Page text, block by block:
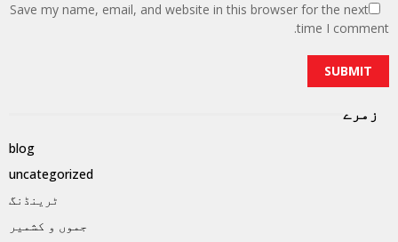
Save my name, email, and website in this browser for the next
time I comment.
زمرے
blog
uncategorized
ٹرینڈنگ
جموں و کشمیر